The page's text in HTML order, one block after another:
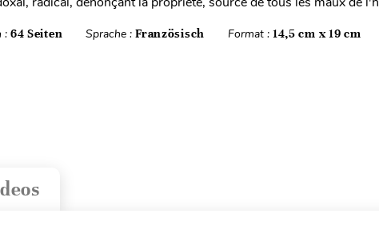
: 64 Seiten Sprache :Französisch Format : 14,5 cm x 19 cm